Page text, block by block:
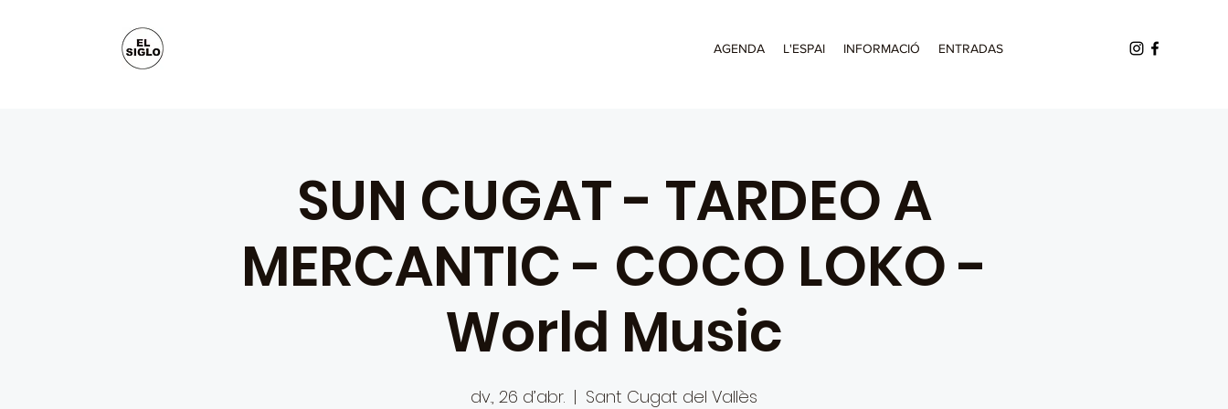
AGENDA L'ESPAI INFORMACIÓ ENTRADAS
SUN CUGAT - TARDEO A
MERCANTIC - COCO LOKO -
World Music
dv., 26 d’abr.
  |
Sant Cugat del Vallès